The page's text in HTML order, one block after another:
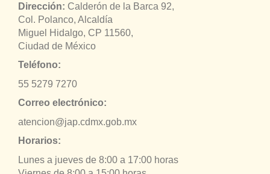
Dirección: Calderón de la Barca 92,
Col. Polanco, Alcaldía
Miguel Hidalgo, CP 11560,
Ciudad de México
Teléfono:
55 5279 7270
Correo electrónico:
atencion@jap.cdmx.gob.mx
Horarios:
Lunes a jueves de 8:00 a 17:00 horas